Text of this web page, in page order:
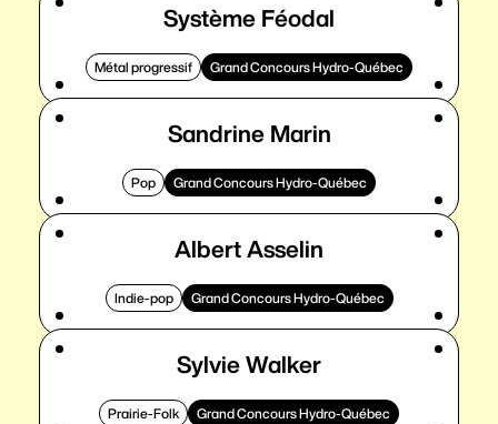
Système Féodal
Métal progressif Grand Concours Hydro-Québec
Sandrine Marin
Pop Grand Concours Hydro-Québec
Albert Asselin
Indie-pop Grand Concours Hydro-Québec
Sylvie Walker
Prairie-Folk Grand Concours Hydro-Québec